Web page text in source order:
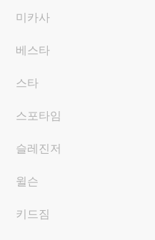
미카사
베스타
스타
스포타임
슬레진저
윌슨
키드짐